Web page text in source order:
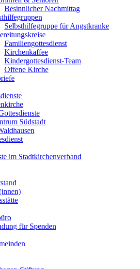
Besinnlicher Nachmittag
Selbsthilfegruppe für Angstkranke
Familiengottesdienst
Kirchenkaffee
Kindergottesdienst-Team
Offene Kirche
Südstadt
im Stadtkirchenverband
für Spenden